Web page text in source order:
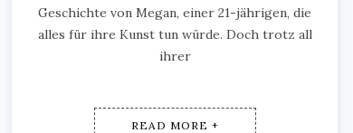
Geschichte von Megan, einer 21-jährigen, die
alles für ihre Kunst tun würde. Doch trotz all
ihrer
READ MORE +